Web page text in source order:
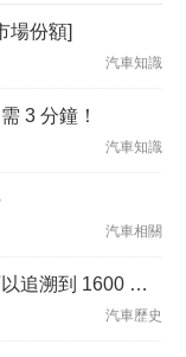
場份額]
汽車知識
3 分鐘！
汽車知識
汽車相關
汽車的歷史：汽車的演變可以追溯到 1600 年代
汽車歷史